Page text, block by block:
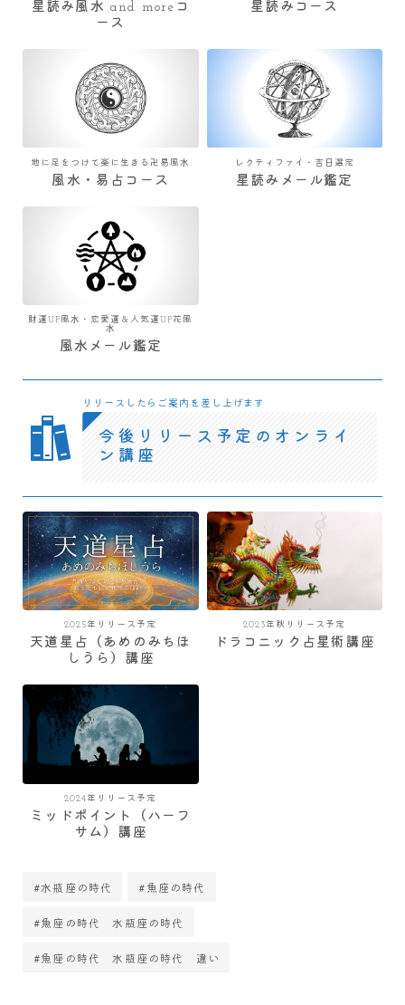
星読み風水 and moreコ
ース
星読みコース
地に足をつけて楽に生きる卍易風水
風水・易占コース
レクティファイ・吉日選定
星読みメール鑑定
財運UP風水・恋愛運＆人気運UP花風
水
風水メール鑑定
リリースしたらご案内を差し上げます
今後リリース予定のオンライ
ン講座
2025年リリース予定
天道星占（あめのみちほ
しうら）講座
2023年秋リリース予定
ドラコニック占星術講座
2024年リリース予定
ミッドポイント（ハーフ
サム）講座
#水瓶座の時代 #魚座の時代
#魚座の時代 水瓶座の時代
#魚座の時代 水瓶座の時代 違い